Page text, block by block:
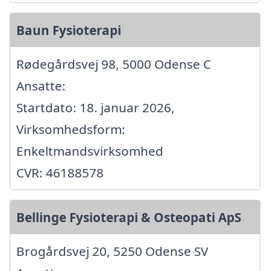
Baun Fysioterapi
Rødegårdsvej 98, 5000 Odense C
Ansatte:
Startdato: 18. januar 2026,
Virksomhedsform:
Enkeltmandsvirksomhed
CVR: 46188578
Bellinge Fysioterapi & Osteopati ApS
Brogårdsvej 20, 5250 Odense SV